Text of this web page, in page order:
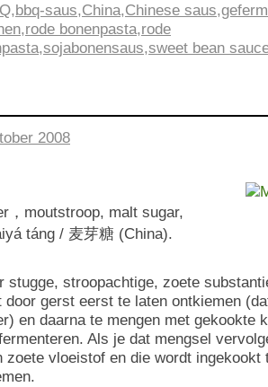
,bbq-saus,China,Chinese saus,
,rode bonenpasta,rode
,sojabonensaus,sweet bean
2008
，moutstroop, malt sugar,
táng / 麦芽糖 (China).
stugge, stroopachtige, zoete
door gerst eerst te laten ontkiemen
en daarna te mengen met gekookte
Als je dat mengsel
zoete vloeistof en die wordt